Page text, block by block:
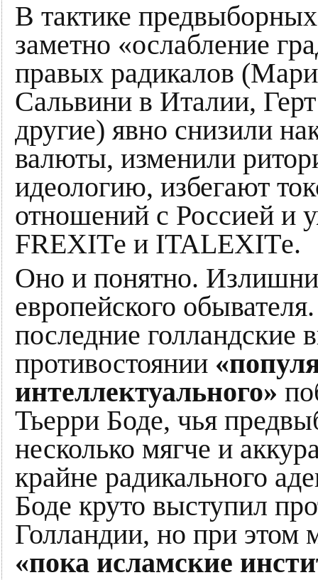
В тактике
заметно «ослабление
правых радикалов
Сальвини в Италии,
другие) явно снизили
валюты, изменили
идеологию, избегают
отношений с Россией и
FREXITе и ITALEXITе.
Оно и понятно.
европейского
последние голландские
противостоянии
интеллектуального»
Тьерри Боде, чья
несколько мягче и
крайне радикального
Боде круто выступил
Голландии, но при этом
«пока исламские